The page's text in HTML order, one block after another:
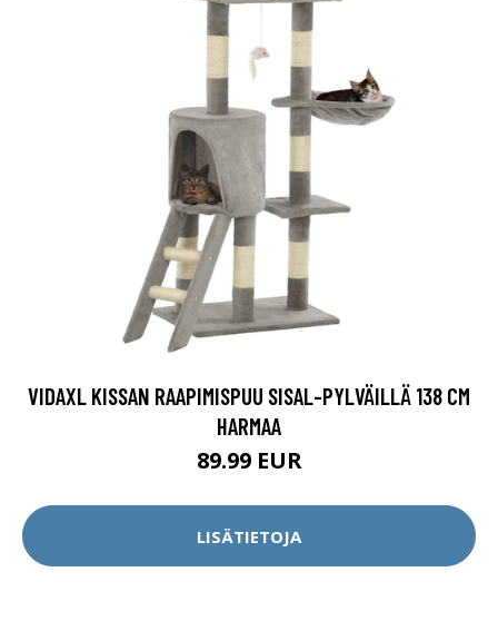
VIDAXL KISSAN RAAPIMISPUU SISAL-PYLVÄILLÄ 138 CM
HARMAA
89.99 EUR
LISÄTIETOJA